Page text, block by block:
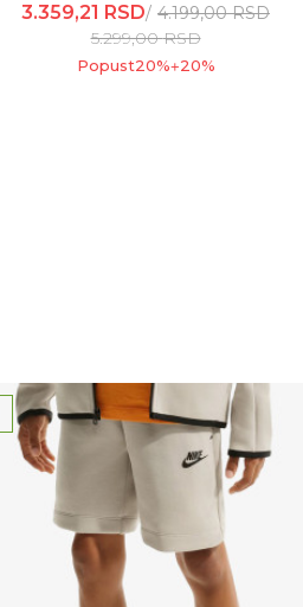
3.359,21 RSD 4.199,00RSD
5.299,00RSD
Popust20%+20%